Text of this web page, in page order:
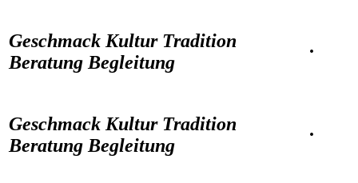
Geschmack Kultur Tradition
Beratung Begleitung
·
Geschmack Kultur Tradition
Beratung Begleitung
·